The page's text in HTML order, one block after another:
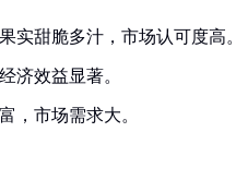
实甜脆多汁，市场认可度高。
济效益显著。
，市场需求大。